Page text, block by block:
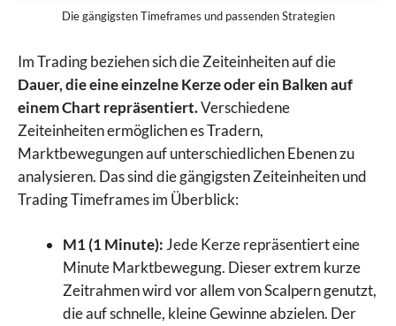
Die gängigsten Timeframes und passenden Strategien
Im Trading beziehen sich die Zeiteinheiten auf die
Dauer, die eine einzelne Kerze oder ein Balken auf
einem Chart repräsentiert.Verschiedene
Zeiteinheiten ermöglichen es Tradern,
Marktbewegungen auf unterschiedlichen Ebenen zu
analysieren. Das sind die gängigsten Zeiteinheiten und
Trading Timeframes im Überblick:
M1 (1 Minute):Jede Kerze repräsentiert eine
Minute Marktbewegung. Dieser extrem kurze
Zeitrahmen wird vor allem von Scalpern genutzt,
die auf schnelle, kleine Gewinne abzielen. Der